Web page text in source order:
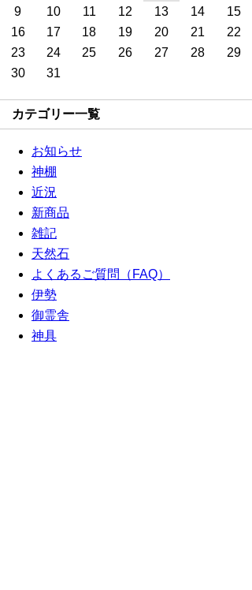
9
10 11 12 13 14
15
16
17 18 19 20 21
22
23
24 25 26 27 28
29
30
31
カテゴリー一覧
お知らせ
神棚
近況
新商品
雑記
天然石
よくあるご質問（FAQ）
伊勢
御霊舎
神具